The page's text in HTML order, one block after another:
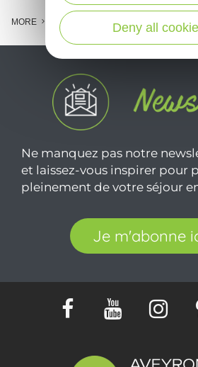
MORE
Ne manquez pas notre
et laissez-vous inspirer pour
pleinement de votre séjour
Je m'abonne
Deny all